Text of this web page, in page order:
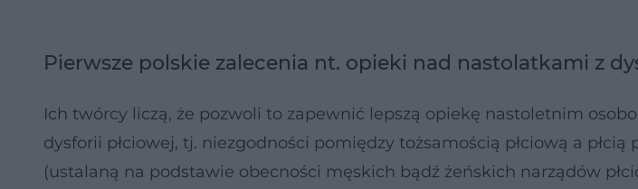
Pierwsze polskie zalecenia nt. opieki nad nastolatkami z
Ich twórcy liczą, że pozwoli to zapewnić lepszą opiekę nastoletnim
dysforii płciowej, tj. niezgodności pomiędzy tożsamością płciową a płcią
(ustalaną na podstawie obecności męskich bądź żeńskich narządów